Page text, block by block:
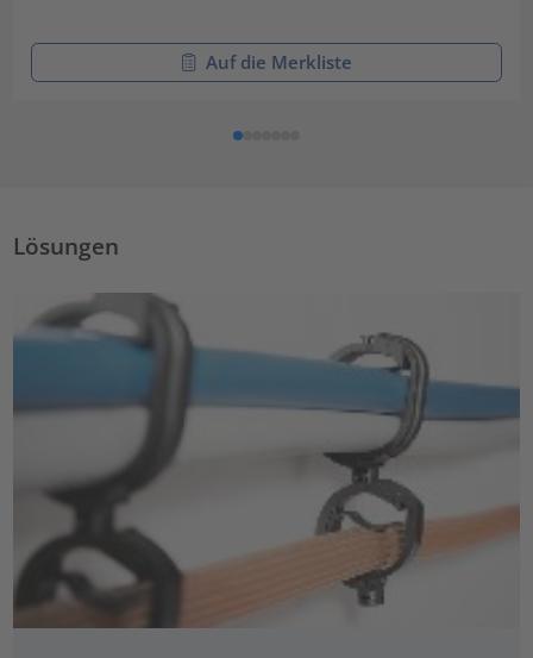
Auf die Merkliste
Lösungen